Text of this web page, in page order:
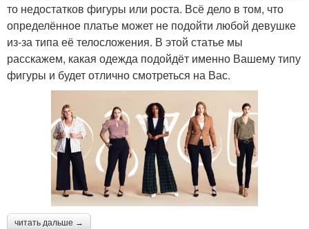
то недостатков фигуры или роста. Всё дело в том, что
определённое платье может не подойти любой девушке
из-за типа её телосложения. В этой статье мы
расскажем, какая одежда подойдёт именно Вашему типу
фигуры и будет отлично смотреться на Вас.
читать дальше →